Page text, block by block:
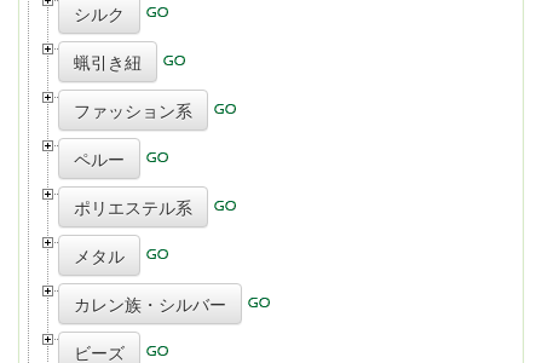
シルク
蝋引き紐
ファッション系
ペルー
ポリエステル系
メタル
カレン族・シルバー
ビーズ